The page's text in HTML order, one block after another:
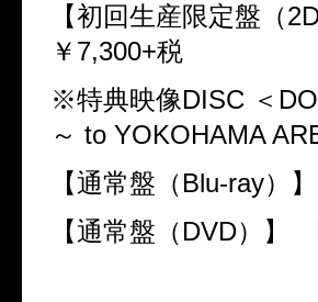
【初回生産限定盤（
￥ 7,300+税
※特典映像DISC ＜
～ to YOKOHAMA
【通常盤（Blu-ray）
【通常盤（DVD）】